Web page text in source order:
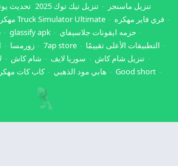
تنزيل ماسنجر تنزيل تيك توك 2025
تحديث
فري فاير مهكره
Truck Simulator Ultimate مهكره
حزمه ايقونات جلاسيفاي
glassify apk
التطبيقات الأعلى تقييمًا
7ap store زورمسا
تنزيل شام كاش
سوريا لايف شام كاش
Good short
هابي مود الذهبي كاب كات مهكر